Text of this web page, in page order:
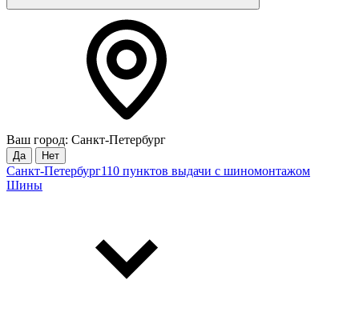
Ваш город: Санкт-Петербург
Да Нет
Санкт-Петербург110 пунктов выдачи с шиномонтажом
Шины